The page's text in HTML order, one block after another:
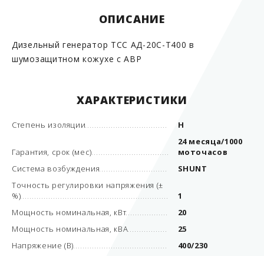
ОПИСАНИЕ
Дизельный генератор ТСС АД-20С-Т400 в
шумозащитном кожухе с АВР
ХАРАКТЕРИСТИКИ
Степень изоляции H
Гарантия, срок (мес)
24 месяца/1000
моточасов
Система возбуждения
SHUNT
Точность регулировки напряжения (±
%)
1
Мощность номинальная, кВт
20
Мощность номинальная, кВА
25
Напряжение (В)
400/230